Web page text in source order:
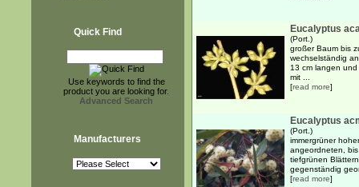
Quick Find
Use keywords to find the
product you are looking for.
Advanced Search
Manufacturers
Eucalyptus
(Port.)
großer Baum bis
wechselständig
13 cm langen
mit ...
[read more]
Eucalyptus
(Port.)
immergrüner
angeordneten,
tiefgrünen
gegenständig
[read more]